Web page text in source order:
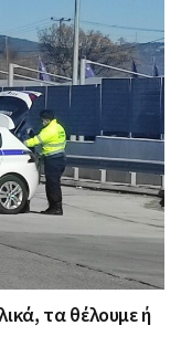
τα θέλουμε ή